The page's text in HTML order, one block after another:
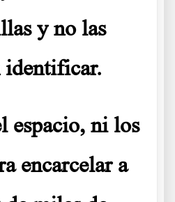
y no las
identificar.
espacio, ni los
encarcelar a